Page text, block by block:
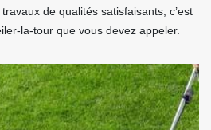
de qualités satisfaisants, c’est
la-tour que vous devez appeler.